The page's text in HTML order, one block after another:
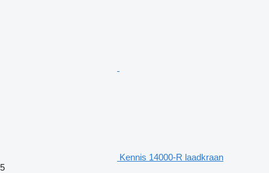
Kennis 14000-R laadkraan
5